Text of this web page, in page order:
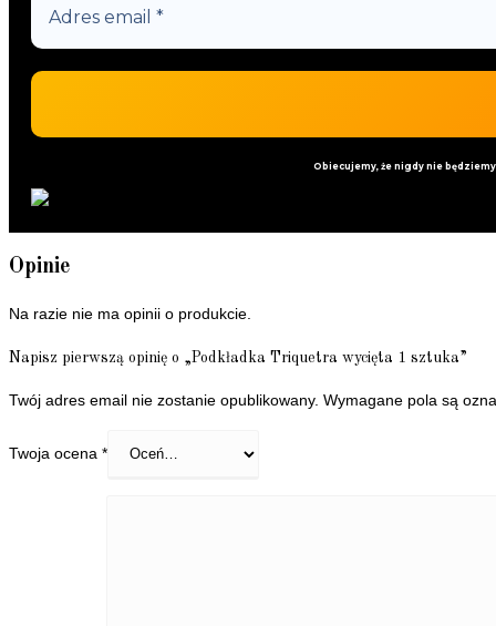
Obiecujemy, że nigdy nie
Opinie
Na razie nie ma opinii o produkcie.
Napisz pierwszą opinię o „Podkładka Triquetra wycięta 1 sztuka”
Twój adres email nie zostanie opublikowany. Wymagane pola są
Twoja ocena *